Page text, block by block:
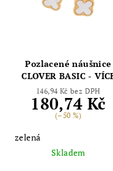
Pozlacené náušnice
CLOVER BASIC -
FARIEB
146,94 Kč bez DPH
180,74 Kč
(–50 %)
zelená
Skladem